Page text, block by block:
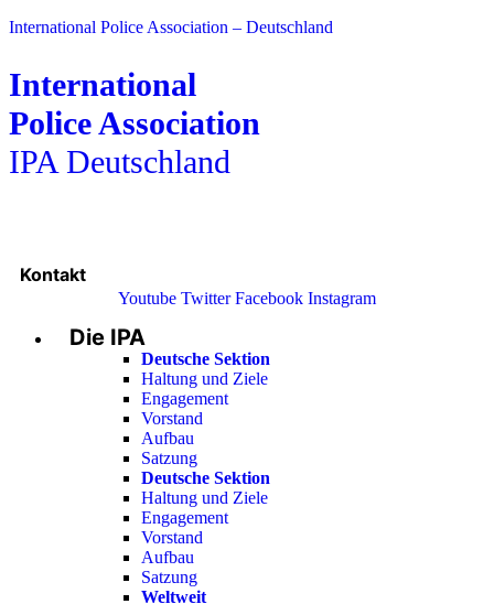
International Police Association – Deutschland
International
Police Association
IPA Deutschland
Kontakt
Youtube Twitter Facebook Instagram
Menu
Die IPA
Deutsche Sektion
Haltung und Ziele
Engagement
Vorstand
Aufbau
Satzung
Deutsche Sektion
Haltung und Ziele
Engagement
Vorstand
Aufbau
Satzung
Weltweit